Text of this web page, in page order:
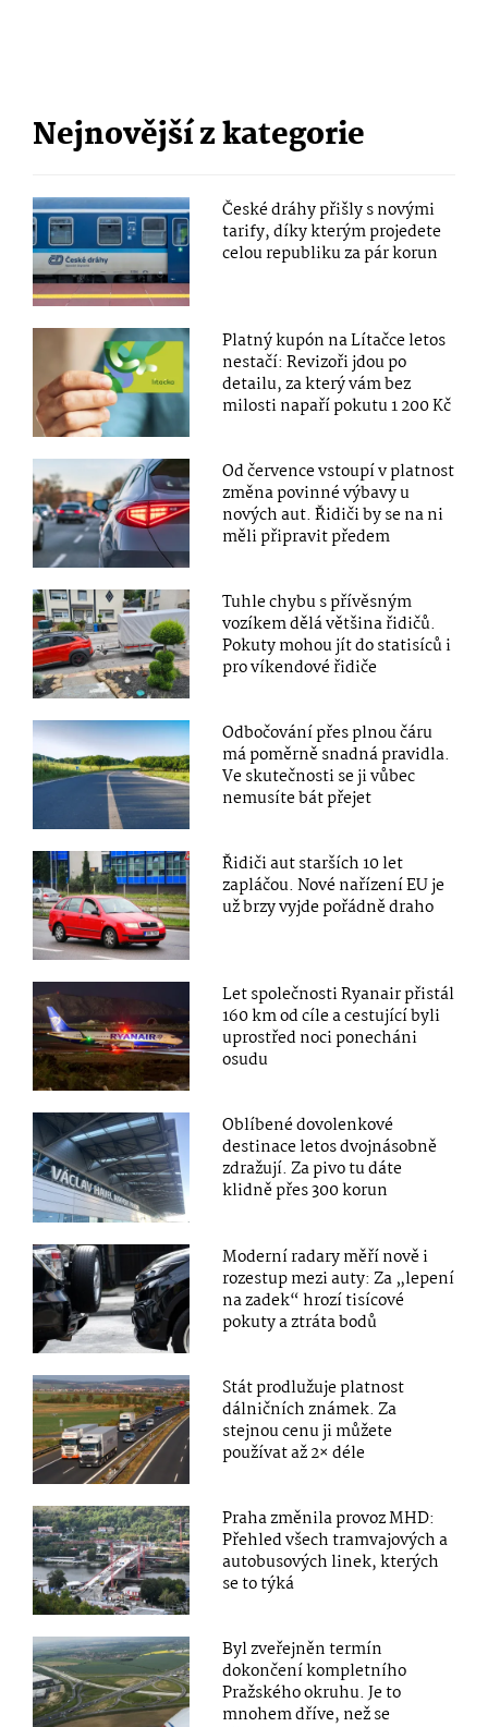
Nejnovější z kategorie
České dráhy přišly s novými
tarify, díky kterým projedete
celou republiku za pár korun
Platný kupón na Lítačce letos
nestačí: Revizoři jdou po
detailu, za který vám bez
milosti napaří pokutu 1 200 Kč
Od července vstoupí v platnost
změna povinné výbavy u
nových aut. Řidiči by se na ni
měli připravit předem
Tuhle chybu s přívěsným
vozíkem dělá většina řidičů.
Pokuty mohou jít do statisíců i
pro víkendové řidiče
Odbočování přes plnou čáru
má poměrně snadná pravidla.
Ve skutečnosti se ji vůbec
nemusíte bát přejet
Řidiči aut starších 10 let
zapláčou. Nové nařízení EU je
už brzy vyjde pořádně draho
Let společnosti Ryanair přistál
160 km od cíle a cestující byli
uprostřed noci ponecháni
osudu
Oblíbené dovolenkové
destinace letos dvojnásobně
zdražují. Za pivo tu dáte
klidně přes 300 korun
Moderní radary měří nově i
rozestup mezi auty: Za „lepení
na zadek“ hrozí tisícové
pokuty a ztráta bodů
Stát prodlužuje platnost
dálničních známek. Za
stejnou cenu ji můžete
používat až 2× déle
Praha změnila provoz MHD:
Přehled všech tramvajových a
autobusových linek, kterých
se to týká
Byl zveřejněn termín
dokončení kompletního
Pražského okruhu. Je to
mnohem dříve, než se